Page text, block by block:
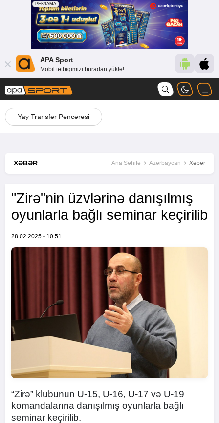
APA Sport
Mobil tətbiqimizi buradan yüklə!
Yay Transfer Pəncərəsi
XƏBƏR Ana Səhifə Azərbaycan Xəbər
"Zirə"nin üzvlərinə danışılmış
oyunlarla bağlı seminar keçirilib
28.02.2025 - 10:51
“Zirə” klubunun U-15, U-16, U-17 və U-19
komandalarına danışılmış oyunlarla bağlı
seminar keçirilib.